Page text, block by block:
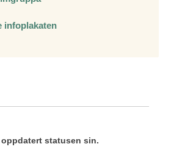
infoplakaten
oppdatert statusen sin.